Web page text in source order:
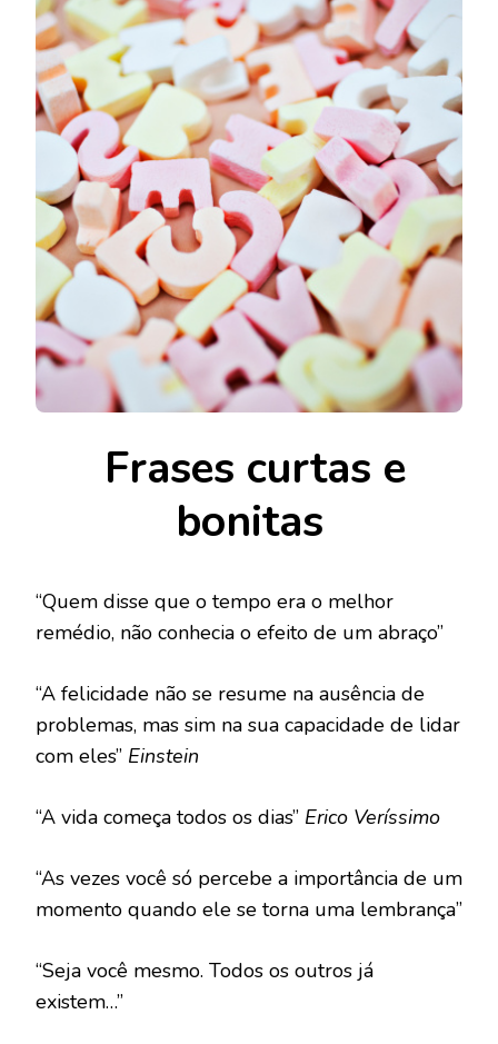
Frases curtas e
bonitas
“Quem disse que o tempo era o melhor
remédio, não conhecia o efeito de um abraço”
“A felicidade não se resume na ausência de
problemas, mas sim na sua capacidade de lidar
com eles” Einstein
“A vida começa todos os dias” Erico Veríssimo
“As vezes você só percebe a importância de um
momento quando ele se torna uma lembrança”
“Seja você mesmo. Todos os outros já
existem…”